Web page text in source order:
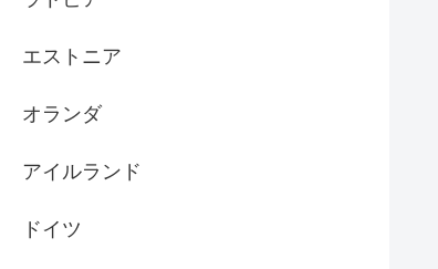
エストニア
オランダ
アイルランド
ドイツ